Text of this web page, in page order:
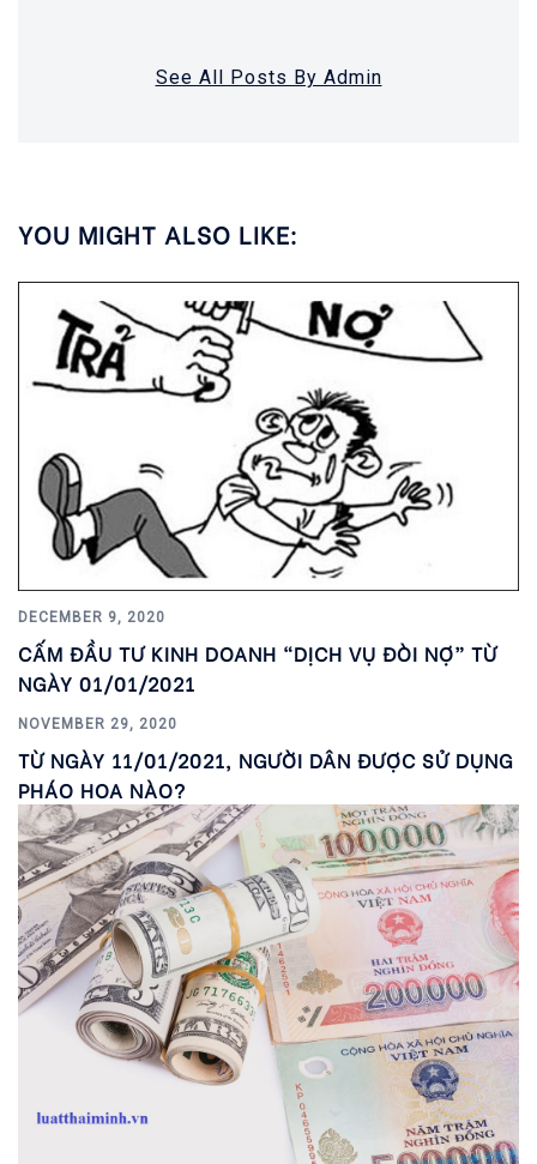
See All Posts By Admin
YOU MIGHT ALSO LIKE:
DECEMBER 9, 2020
CẤM ĐẦU TƯ KINH DOANH “DỊCH VỤ ĐÒI NỢ” TỪ
NGÀY 01/01/2021
NOVEMBER 29, 2020
TỪ NGÀY 11/01/2021, NGƯỜI DÂN ĐƯỢC SỬ DỤNG
PHÁO HOA NÀO?